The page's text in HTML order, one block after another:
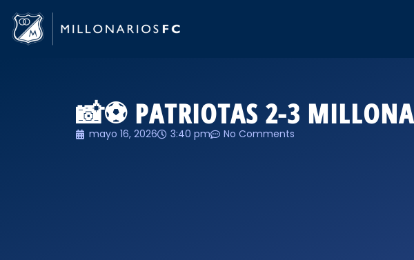
📸⚽ PATRIOTAS 2-3
mayo 16, 2026 3:40 pm No Comments